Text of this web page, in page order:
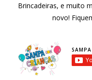
Brincadeiras, e muito
novo!